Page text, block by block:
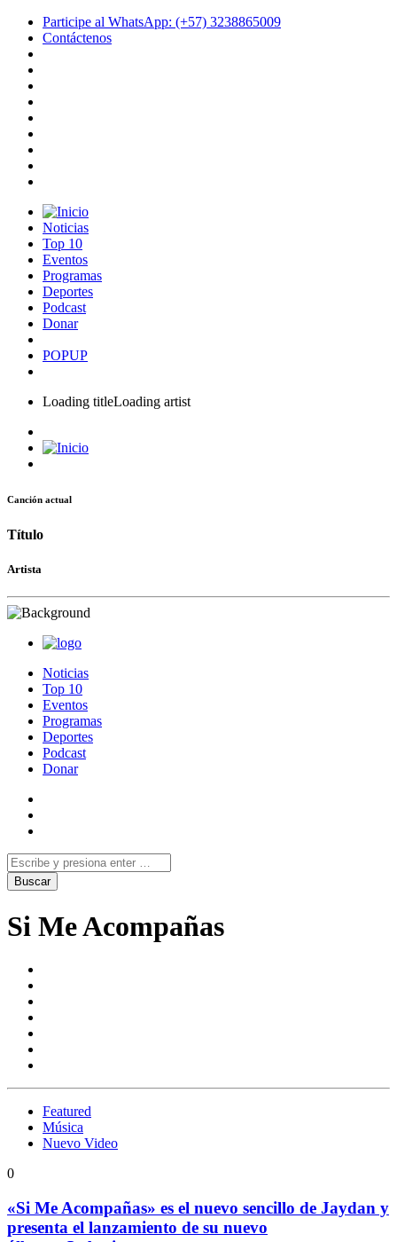
Participe al WhatsApp: (+57) 3238865009
Contáctenos
Noticias
Top 10
Eventos
Programas
Deportes
Podcast
Donar
POPUP
Loading titleLoading artist
Canción actual
Título
Artista
Noticias
Top 10
Eventos
Programas
Deportes
Podcast
Donar
Si Me Acompañas
Featured
Música
Nuevo Video
0
«Si Me Acompañas» es el nuevo sencillo de Jaydan y
presenta el lanzamiento de su nuevo